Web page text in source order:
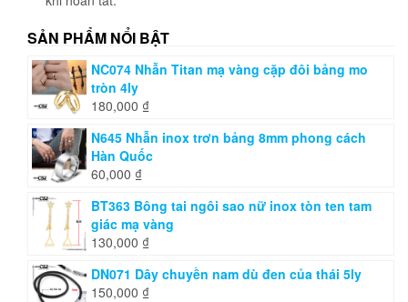
SẢN PHẨM NỔI BẬT
NC074 Nhẫn Titan mạ vàng cặp đôi bảng mo
tròn 4ly
180,000 ₫
N645 Nhẫn inox trơn bảng 8mm phong cách
Hàn Quốc
60,000 ₫
BT363 Bông tai ngôi sao nữ inox tòn ten tam
giác mạ vàng
130,000 ₫
DN071 Dây chuyền nam dù đen của thái 5ly
150,000 ₫